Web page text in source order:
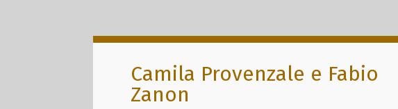
Camila Provenzale e Fabio
Zanon